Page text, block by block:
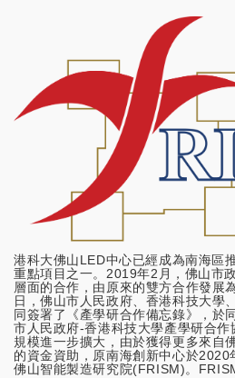
港科大佛山LED中心已經成為南海區
重點項目之一。2019年2月，佛山市
層面的合作，由原來的雙方合作發展
⽇，佛山市人民政府、香港科技大學
同簽署了《產學研合作備忘錄》，於
市人民政府-香港科技大學產學研合
規模進一步擴大，由於獲得更多來自
的資金資助，原南海創新中心於
佛山智能製造研究院(FRISM)。